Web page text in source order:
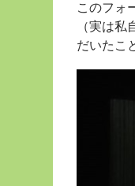
このフォ
（実は
だいたこ